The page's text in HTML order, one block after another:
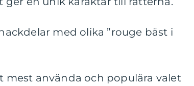
med olika ”rouge bäst i
mest använda och populära valet